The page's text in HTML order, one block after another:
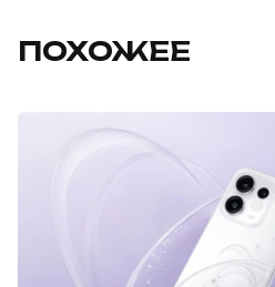
ПОХОЖЕЕ